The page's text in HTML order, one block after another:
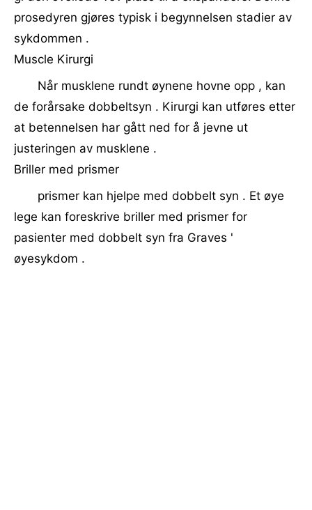
prosedyren gjøres typisk i begynnelsen stadier av
sykdommen .
Muscle Kirurgi
Når musklene rundt øynene hovne opp , kan
de forårsake dobbeltsyn . Kirurgi kan utføres etter
at betennelsen har gått ned for å jevne ut
justeringen av musklene .
Briller med prismer
prismer kan hjelpe med dobbelt syn . Et øye
lege kan foreskrive briller med prismer for
pasienter med dobbelt syn fra Graves '
øyesykdom .